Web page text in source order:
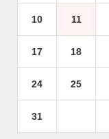
10 11
17 18
24 25
31